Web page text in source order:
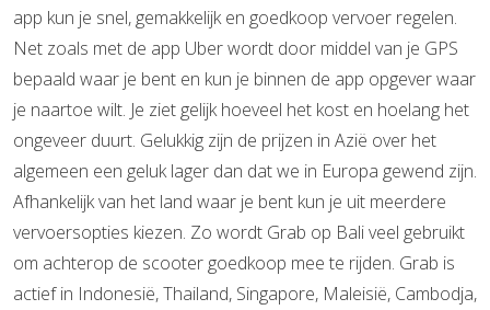
app kun je snel, gemakkelijk en goedkoop vervoer regelen.
Net zoals met de app Uber wordt door middel van je GPS
bepaald waar je bent en kun je binnen de app opgever waar
je naartoe wilt. Je ziet gelijk hoeveel het kost en hoelang het
ongeveer duurt. Gelukkig zijn de prijzen in Azië over het
algemeen een geluk lager dan dat we in Europa gewend zijn.
Afhankelijk van het land waar je bent kun je uit meerdere
vervoersopties kiezen. Zo wordt Grab op Bali veel gebruikt
om achterop de scooter goedkoop mee te rijden. Grab is
actief in Indonesië, Thailand, Singapore, Maleisië, Cambodja,